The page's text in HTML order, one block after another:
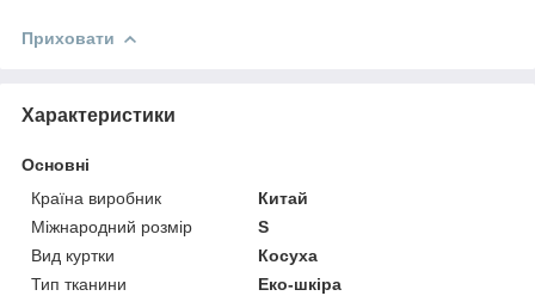
Приховати
Характеристики
Основні
Країна виробник
Китай
Міжнародний розмір
S
Вид куртки
Косуха
Тип тканини
Еко-шкіра